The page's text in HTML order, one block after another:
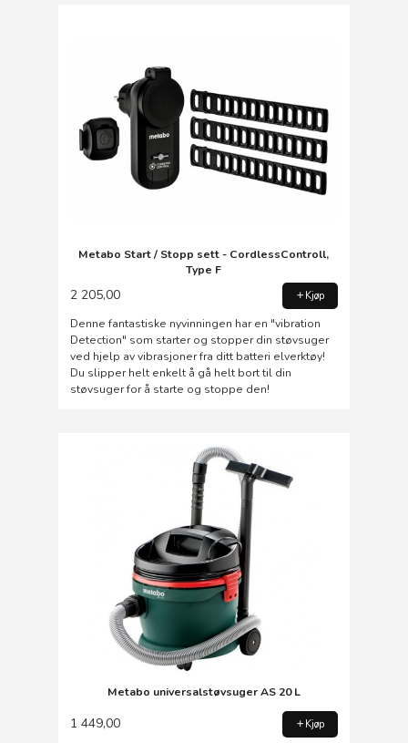
Metabo Start / Stopp sett - CordlessControll,
Type F
2 205,00 Kjøp
Denne fantastiske nyvinningen har en "vibration
Detection" som starter og stopper din støvsuger
ved hjelp av vibrasjoner fra ditt batteri elverktøy!
Du slipper helt enkelt å gå helt bort til din
støvsuger for å starte og stoppe den!
Metabo universalstøvsuger AS 20 L
1 449,00 Kjøp